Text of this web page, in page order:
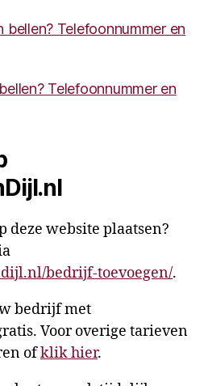
bellen? Telefoonnummer en
Telefoonnummer en
website plaatsen?
bedrijf-toevoegen/.
bedrijf met
Voor overige tarieven
ofklik hier.